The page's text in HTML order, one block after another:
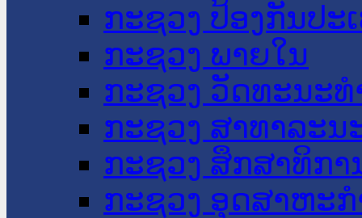
ກະຊວງ ປ້ອງກັນປະ
ກະຊວງ ພາຍໃນ
ກະຊວງ ວັດທະນະ
ກະຊວງ ສາທາລະນ
ກະຊວງ ສຶກສາທິກາ
ກະຊວງ ອຸດສາຫະ